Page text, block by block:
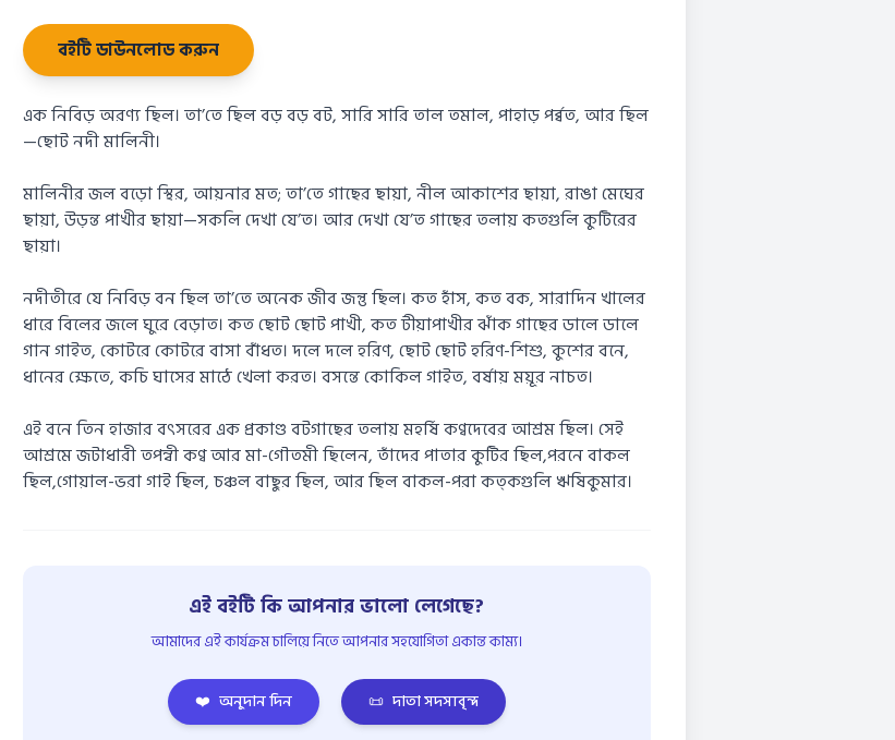
বইটি ডাউনলোড করুন
এক নিবিড় অরণ্য ছিল। তা’তে ছিল বড় বড় বট, সারি সারি তাল তমাল, পাহাড় পর্ব্বত, আর ছিল
—ছোট নদী মালিনী।
মালিনীর জল বড়ো স্থির, আয়নার মত; তা’তে গাছের ছায়া, নীল আকাশের ছায়া, রাঙা মেঘের
ছায়া, উড়ন্ত পাখীর ছায়া—সকলি দেখা যে’ত। আর দেখা যে’ত গাছের তলায় কতগুলি কুটিরের
ছায়া।
নদীতীরে যে নিবিড় বন ছিল তা’তে অনেক জীব জন্তু ছিল। কত হাঁস, কত বক, সারাদিন খালের
ধারে বিলের জলে ঘুরে বেড়াত। কত ছোট ছোট পাখী, কত টীয়াপাখীর ঝাঁক গাছের ডালে ডালে
গান গাইত, কোটরে কোটরে বাসা বাঁধত। দলে দলে হরিণ, ছোট ছোট হরিণ-শিশু, কুশের বনে,
ধানের ক্ষেতে, কচি ঘাসের মাঠে খেলা করত। বসন্তে কোকিল গাইত, বর্ষায় ময়ূর নাচত।
এই বনে তিন হাজার বৎসরের এক প্রকাণ্ড বটগাছের তলায় মহর্ষি কণ্বদেবের আশ্রম ছিল। সেই
আশ্রমে জটাধারী তপন্বী কণ্ব আর মা-গৌতমী ছিলেন, তাঁদের পাতার কুটির ছিল,পরনে বাকল
ছিল,গোয়াল-ভরা গাই ছিল, চঞ্চল বাছুর ছিল, আর ছিল বাকল-পরা কত্কগুলি ঋষিকুমার।
এই বইটি কি আপনার ভালো লেগেছে?
আমাদের এই কার্যক্রম চালিয়ে নিতে আপনার সহযোগিতা একান্ত কাম্য।
❤️ অনুদান দিন 📜 দাতা সদস্যবৃন্দ